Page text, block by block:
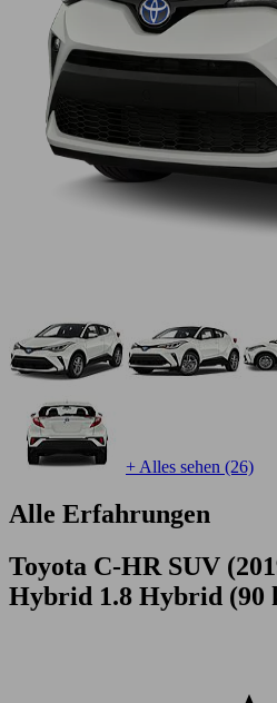
+ Alles sehen (26)
Alle Erfahrungen
Toyota C-HR SUV
Hybrid 1.8 Hybrid (90